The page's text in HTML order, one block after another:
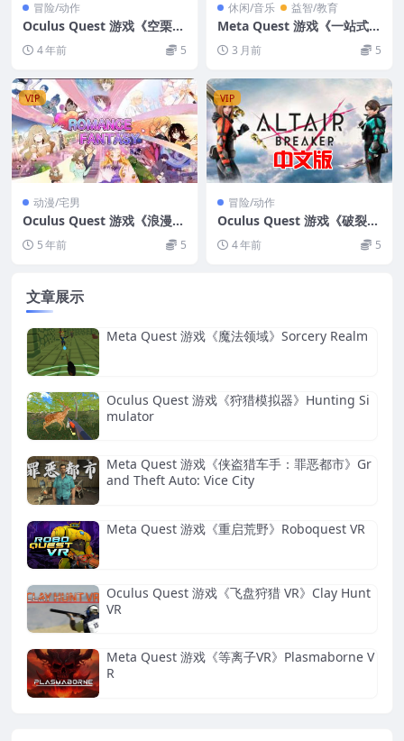
冒险/动作
Oculus Quest 游戏《空栗剑
道VR》KARAKURI KENGEKI
VR4 年前 5
休闲/音乐 益智/教育
Meta Quest 游戏《一站式虚
拟旅行》WorldLens: All-in-
One Virtual Travel
3 月前 5
VIP
动漫/宅男
Oculus Quest 游戏《浪漫幻
想 VR》COMIXV EDITION –
ROMANCE FANTASY VR
5 年前 5
VIP
冒险/动作
Oculus Quest 游戏《破裂剑
术VR》ALTAIR BREAKER V
R 4 年前 5
文章展示
Meta Quest 游戏《魔法领域》Sorcery Realm
Oculus Quest 游戏《狩猎模拟器》Hunting Si
mulator
Meta Quest 游戏《侠盗猎车手：罪恶都市》Gr
and Theft Auto: Vice City
Meta Quest 游戏《重启荒野》Roboquest VR
Oculus Quest 游戏《飞盘狩猎 VR》Clay Hunt
VR
Meta Quest 游戏《等离子VR》Plasmaborne V
R